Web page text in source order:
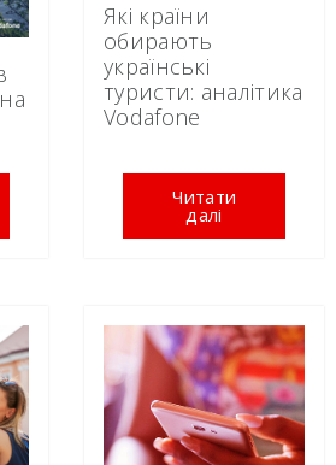
Які країни
обирають
українські
туристи: аналітика
Vodafone
Читати
далі